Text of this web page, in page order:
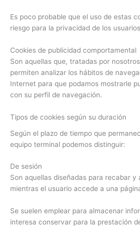
Es poco probable que el uso de estas
riesgo para la privacidad de los
Cookies de publicidad comportamental
Son aquellas que, tratadas por
permiten analizar los hábitos de
Internet para que podamos mostrarle
con su perfil de navegación.
Tipos de cookies según su duración
Según el plazo de tiempo que
equipo terminal podemos distinguir:
De sesión
Son aquellas diseñadas para recabar y
mientras el usuario accede a una
Se suelen emplear para almacenar
interesa conservar para la prestación